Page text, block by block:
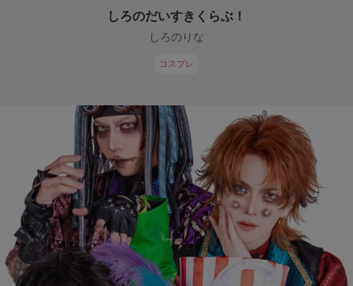
しろのだいすきくらぶ！
しろのりな
コスプレ